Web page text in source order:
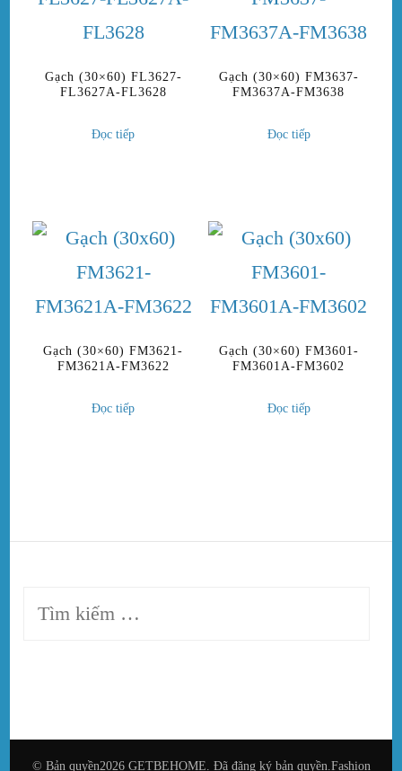
Gạch (30×60) FL3627-
FL3627A-FL3628
Đọc tiếp
Gạch (30×60) FM3637-
FM3637A-FM3638
Đọc tiếp
Gạch (30×60) FM3621-
FM3621A-FM3622
Đọc tiếp
Gạch (30×60) FM3601-
FM3601A-FM3602
Đọc tiếp
Tìm
© Bản quyền2026 GETBEHOME. Đã đăng ký bản quyền.Fashion